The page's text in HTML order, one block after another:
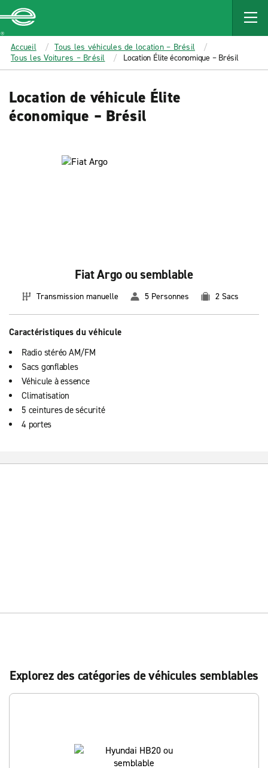
MAIN
CONTENT
Enterprise
Accueil
Tous les véhicules de location – Brésil
Tous les Voitures – Brésil
Location Élite économique – Brésil
Location de véhicule Élite
économique – Brésil
Fiat Argo ou semblable
Transmission manuelle 5 Personnes 2 Sacs
Caractéristiques du véhicule
Radio stéréo AM/FM
Sacs gonflables
Véhicule à essence
Climatisation
5 ceintures de sécurité
4 portes
Explorez des catégories de véhicules semblables